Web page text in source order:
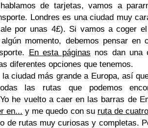
de tarjetas, vamos a
Londres es una ciudad muy
por unas 4£). Si vamos a coger
momento, debemos pensar en
En esta páginas nos dan una
diferentes opciones que tenemos.
la ciudad más grande a Europa, así
las rutas que podemos
he vuelto a caer en las barras de
en... y me quedo con su ruta de
de rutas muy curiosas y completas.